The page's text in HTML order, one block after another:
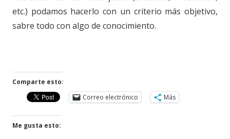
etc.) podamos hacerlo con un criterio más objetivo,
sabre todo con algo de conocimiento.
Comparte esto:
Correo electrónico
Más
Me gusta esto: